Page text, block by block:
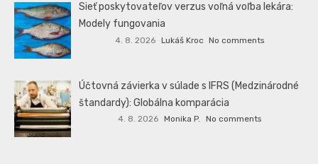
Sieť poskytovateľov verzus voľná voľba lekára:
Modely fungovania
4. 8. 2026 Lukáš Kroc No comments
Účtovná závierka v súlade s IFRS (Medzinárodné
štandardy): Globálna komparácia
4. 8. 2026 Monika P. No comments